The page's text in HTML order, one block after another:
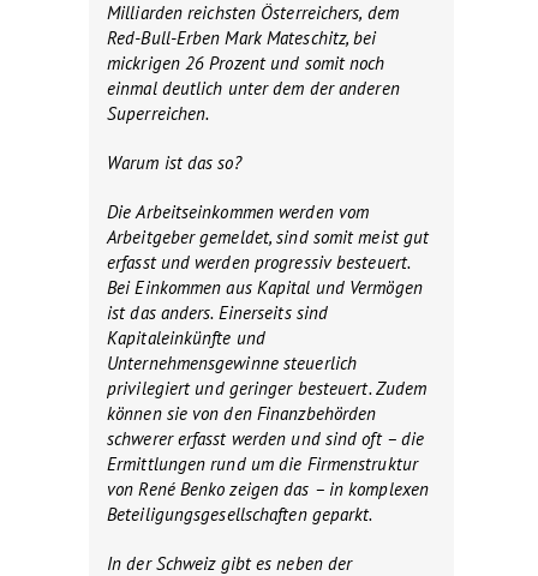
Milliarden reichsten Österreichers, dem
Red-Bull-Erben Mark Mateschitz, bei
mickrigen 26 Prozent und somit noch
einmal deutlich unter dem der anderen
Superreichen.
Warum ist das so?
Die Arbeitseinkommen werden vom
Arbeitgeber gemeldet, sind somit meist gut
erfasst und werden progressiv besteuert.
Bei Einkommen aus Kapital und Vermögen
ist das anders. Einerseits sind
Kapitaleinkünfte und
Unternehmensgewinne steuerlich
privilegiert und geringer besteuert. Zudem
können sie von den Finanzbehörden
schwerer erfasst werden und sind oft – die
Ermittlungen rund um die Firmenstruktur
von René Benko zeigen das – in komplexen
Beteiligungsgesellschaften geparkt.
In der Schweiz gibt es neben der